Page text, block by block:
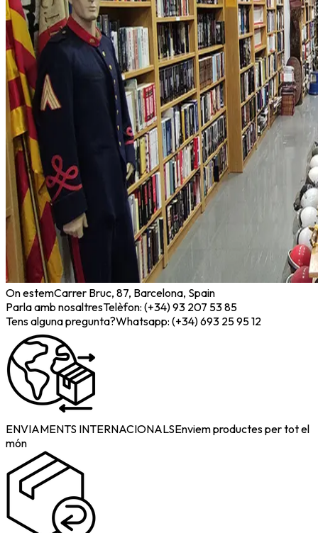
On estemCarrer Bruc, 87, Barcelona, Spain
Parla amb nosaltresTelèfon: (+34) 93 207 53 85
Tens alguna pregunta?Whatsapp: (+34) 693 25 95 12
ENVIAMENTS INTERNACIONALSEnviem productes per tot el
món